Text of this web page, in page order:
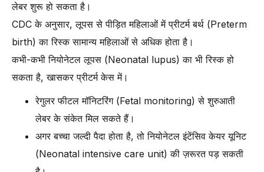
लेबर शुरू हो सकता है।
CDC के अनुसार, लूपस से पीड़ित महिलाओं में प्रीटर्म बर्थ (Preterm
birth) का रिस्क सामान्य महिलाओं से अधिक होता है।
कभी-कभी नियोनेटल लूपस (Neonatal lupus) का भी रिस्क हो
सकता है, खासकर प्रीटर्म केस में।
रेगुलर फीटल मॉनिटरिंग (Fetal monitoring) से शुरुआती
लेबर के संकेत मिल सकते हैं।
अगर बच्चा जल्दी पैदा होता है, तो नियोनेटल इंटेंसिव केयर यूनिट
(Neonatal intensive care unit) की ज़रूरत पड़ सकती